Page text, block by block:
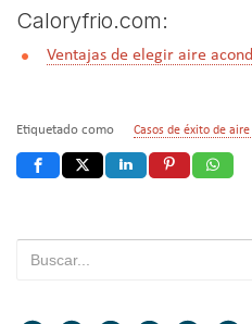
Caloryfrio.com:
Ventajas de elegir aire
Etiquetado como Casos de éxito de